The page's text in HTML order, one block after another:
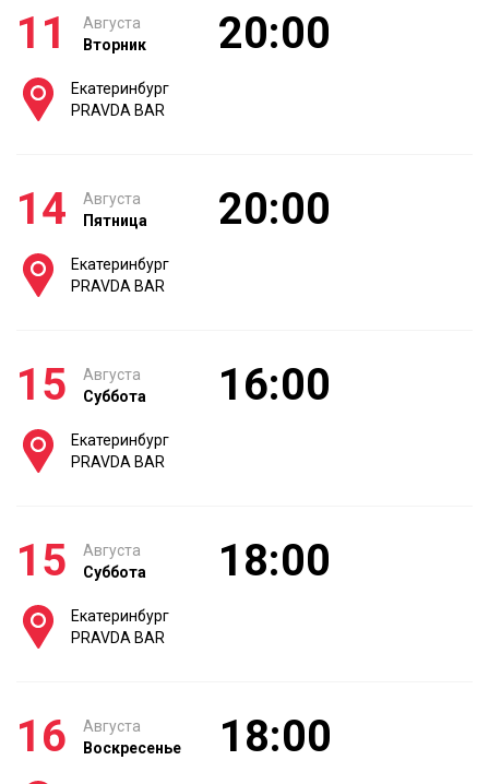
11
Августа
Вторник
20:00
Екатеринбург
PRAVDA BAR
14
Августа
Пятница
20:00
Екатеринбург
PRAVDA BAR
15
Августа
Суббота
16:00
Екатеринбург
PRAVDA BAR
15
Августа
Суббота
18:00
Екатеринбург
PRAVDA BAR
16
Августа
Воскресенье
18:00